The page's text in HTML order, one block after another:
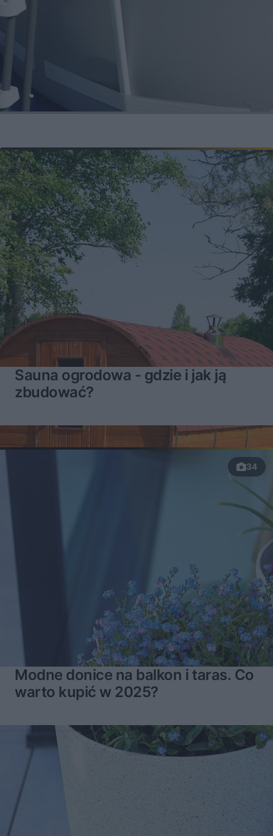
Sauna ogrodowa - gdzie i jak ją
zbudować?
34
Modne donice na balkon i taras. Co
warto kupić w 2025?